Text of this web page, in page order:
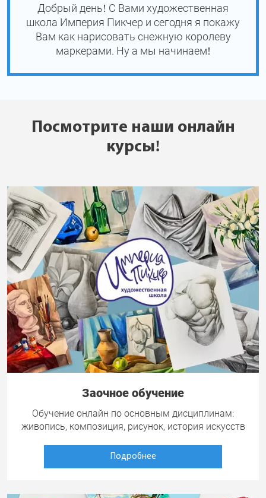
Добрый день! С Вами художественная
школа Империя Пикчер и сегодня я покажу
Вам как нарисовать снежную королеву
маркерами. Ну а мы начинаем!
Посмотрите наши онлайн
курсы!
Заочное обучение
Обучение онлайн по основным дисциплинам:
живопись, композиция, рисунок, история искусств
Подробнее